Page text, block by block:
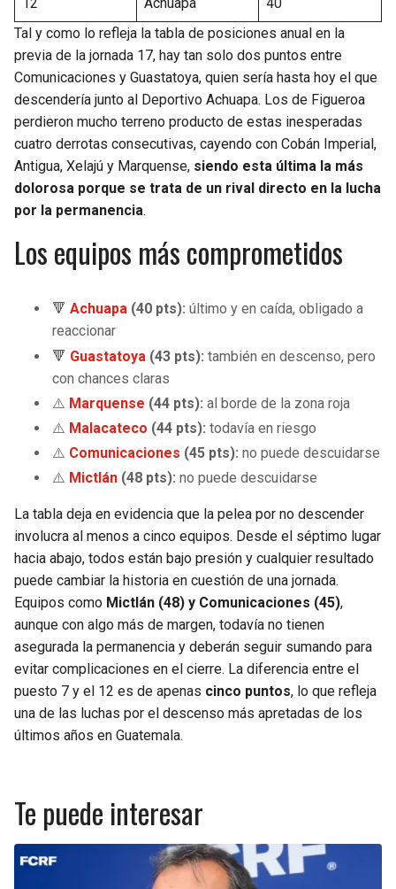
12 Achuapa
40
Tal y como lo refleja la tabla de posiciones anual en la
previa de la jornada 17, hay tan solo dos puntos entre
Comunicaciones y Guastatoya, quien sería hasta hoy el que
descendería junto al Deportivo Achuapa. Los de Figueroa
perdieron mucho terreno producto de estas inesperadas
cuatro derrotas consecutivas, cayendo con Cobán Imperial,
Antigua, Xelajú y Marquense, siendo esta última la más
dolorosa porque se trata de un rival directo en la lucha
por la permanencia.
Los equipos más comprometidos
🔻Achuapa (40 pts): último y en caída, obligado a
reaccionar
🔻 Guastatoya (43 pts): también en descenso, pero
con chances claras
⚠️ Marquense (44 pts): al borde de la zona roja
⚠️ Malacateco (44 pts): todavía en riesgo
⚠️ Comunicaciones (45 pts): no puede descuidarse
⚠️ Mictlán (48 pts): no puede descuidarse
La tabla deja en evidencia que la pelea por no descender
involucra al menos a cinco equipos. Desde el séptimo lugar
hacia abajo, todos están bajo presión y cualquier resultado
puede cambiar la historia en cuestión de una jornada.
Equipos como Mictlán (48) y Comunicaciones (45),
aunque con algo más de margen, todavía no tienen
asegurada la permanencia y deberán seguir sumando para
evitar complicaciones en el cierre. La diferencia entre el
puesto 7 y el 12 es de apenas cinco puntos, lo que refleja
una de las luchas por el descenso más apretadas de los
últimos años en Guatemala.
Te puede interesar